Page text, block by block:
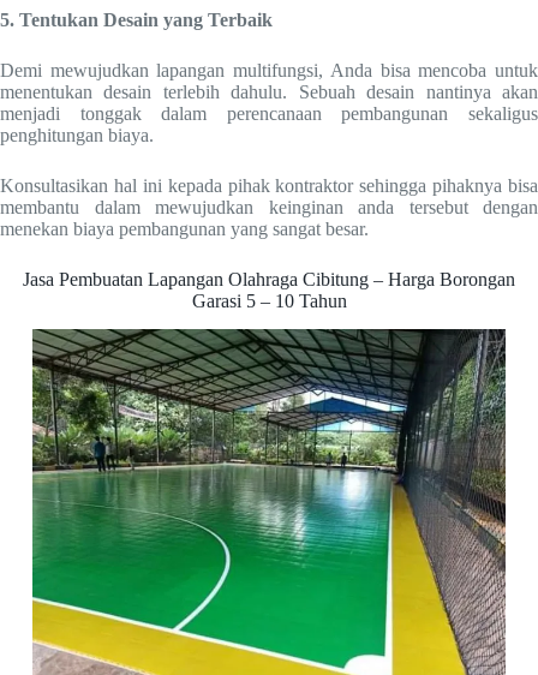
5. Tentukan Desain yang Terbaik
Demi mewujudkan lapangan multifungsi, Anda bisa mencoba untuk
menentukan desain terlebih dahulu. Sebuah desain nantinya akan
menjadi tonggak dalam perencanaan pembangunan sekaligus
penghitungan biaya.
Konsultasikan hal ini kepada pihak kontraktor sehingga pihaknya bisa
membantu dalam mewujudkan keinginan anda tersebut dengan
menekan biaya pembangunan yang sangat besar.
Jasa Pembuatan Lapangan Olahraga Cibitung – Harga Borongan
Garasi 5 – 10 Tahun